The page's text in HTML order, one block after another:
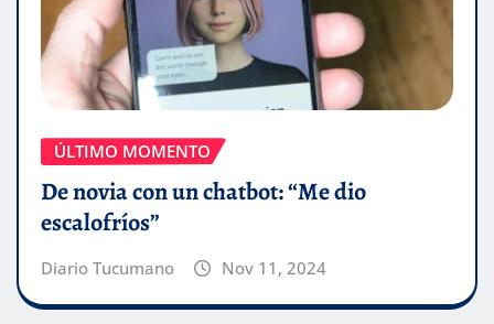
ÚLTIMO MOMENTO
De novia con un chatbot: “Me dio
escalofríos”
Diario Tucumano Nov 11, 2024